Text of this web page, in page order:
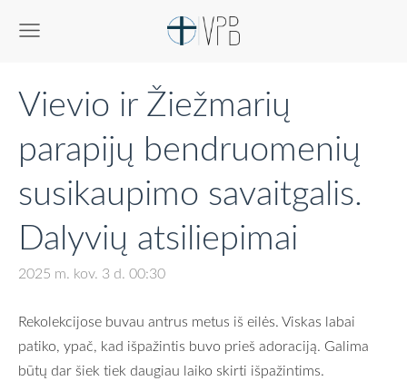
Vievio ir Žiežmarių
parapijų bendruomenių
susikaupimo savaitgalis.
Dalyvių atsiliepimai
2025 m. kov. 3 d. 00:30
Rekolekcijose buvau antrus metus iš eilės. Viskas labai
patiko, ypač, kad išpažintis buvo prieš adoraciją. Galima
būtų dar šiek tiek daugiau laiko skirti išpažintims.